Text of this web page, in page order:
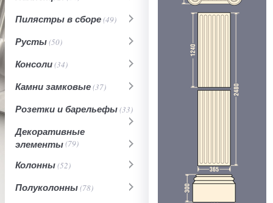
Пилястры в сборе(49)
Русты(50)
Консоли(34)
Камни замковые(37)
Розетки и барельефы(33)
Декоративные
элементы(79)
Колонны(52)
Полуколонны(78)